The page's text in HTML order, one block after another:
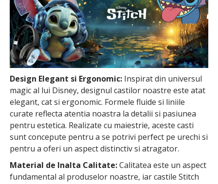
Design Elegant si Ergonomic: Inspirat din universul
magic al lui Disney, designul castilor noastre este atat
elegant, cat si ergonomic. Formele fluide si liniile
curate reflecta atentia noastra la detalii si pasiunea
pentru estetica. Realizate cu maiestrie, aceste casti
sunt concepute pentru a se potrivi perfect pe urechi si
pentru a oferi un aspect distinctiv si atragator.
Material de Inalta Calitate:Calitatea este un aspect
fundamental al produselor noastre, iar castile Stitch